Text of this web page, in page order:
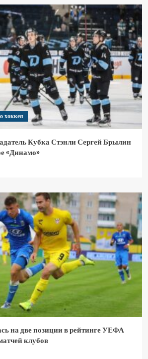
хоккея
Кубка Стэнли Сергей Брылин
«Динамо»
на две позиции в рейтинге УЕФА
клубов